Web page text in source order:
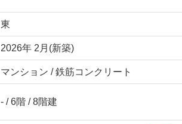
東
2026年 2月(新築)
マンション / 鉄筋コンクリート
- / 6階 / 8階建